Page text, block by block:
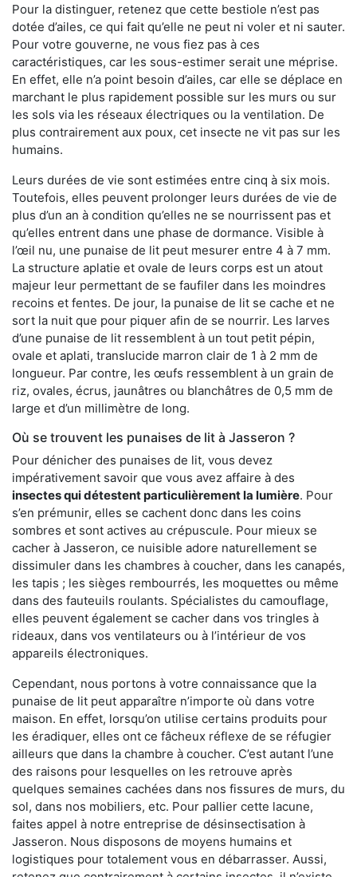
Pour la distinguer, retenez que cette bestiole n’est pas
dotée d’ailes, ce qui fait qu’elle ne peut ni voler et ni sauter.
Pour votre gouverne, ne vous fiez pas à ces
caractéristiques, car les sous-estimer serait une méprise.
En effet, elle n’a point besoin d’ailes, car elle se déplace en
marchant le plus rapidement possible sur les murs ou sur
les sols via les réseaux électriques ou la ventilation. De
plus contrairement aux poux, cet insecte ne vit pas sur les
humains.
Leurs durées de vie sont estimées entre cinq à six mois.
Toutefois, elles peuvent prolonger leurs durées de vie de
plus d’un an à condition qu’elles ne se nourrissent pas et
qu’elles entrent dans une phase de dormance. Visible à
l’œil nu, une punaise de lit peut mesurer entre 4 à 7 mm.
La structure aplatie et ovale de leurs corps est un atout
majeur leur permettant de se faufiler dans les moindres
recoins et fentes. De jour, la punaise de lit se cache et ne
sort la nuit que pour piquer afin de se nourrir. Les larves
d’une punaise de lit ressemblent à un tout petit pépin,
ovale et aplati, translucide marron clair de 1 à 2 mm de
longueur. Par contre, les œufs ressemblent à un grain de
riz, ovales, écrus, jaunâtres ou blanchâtres de 0,5 mm de
large et d’un millimètre de long.
Où se trouvent les punaises de lit à Jasseron ?
Pour dénicher des punaises de lit, vous devez
impérativement savoir que vous avez affaire à des
insectes qui détestent particulièrement la lumière. Pour
s’en prémunir, elles se cachent donc dans les coins
sombres et sont actives au crépuscule. Pour mieux se
cacher à Jasseron, ce nuisible adore naturellement se
dissimuler dans les chambres à coucher, dans les canapés,
les tapis ; les sièges rembourrés, les moquettes ou même
dans des fauteuils roulants. Spécialistes du camouflage,
elles peuvent également se cacher dans vos tringles à
rideaux, dans vos ventilateurs ou à l’intérieur de vos
appareils électroniques.
Cependant, nous portons à votre connaissance que la
punaise de lit peut apparaître n’importe où dans votre
maison. En effet, lorsqu’on utilise certains produits pour
les éradiquer, elles ont ce fâcheux réflexe de se réfugier
ailleurs que dans la chambre à coucher. C’est autant l’une
des raisons pour lesquelles on les retrouve après
quelques semaines cachées dans nos fissures de murs, du
sol, dans nos mobiliers, etc. Pour pallier cette lacune,
faites appel à notre entreprise de désinsectisation à
Jasseron. Nous disposons de moyens humains et
logistiques pour totalement vous en débarrasser. Aussi,